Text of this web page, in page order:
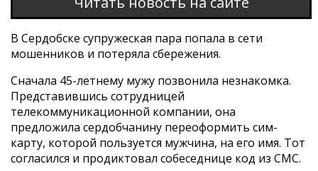
В Сердобске супружеская пара попала в сети
мошенников и потеряла сбережения.
Сначала 45-летнему мужу позвонила незнакомка.
Представившись сотрудницей
телекоммуникационной компании, она
предложила сердобчанину переоформить сим-
карту, которой пользуется мужчина, на его имя. Тот
согласился и продиктовал собеседнице код из СМС.